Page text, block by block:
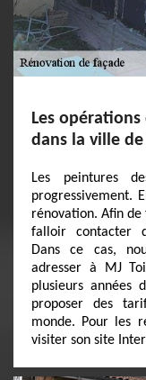
Les
dans la ville
Les peintures
progressivement.
rénovation. Afin
falloir contacter
Dans ce cas,
adresser à MJ
plusieurs années
proposer des
monde. Pour les
visiter son site